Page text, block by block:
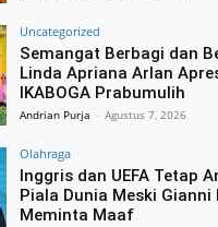
Uncategorized
Semangat Berbagi dan
Linda Apriana Arlan
IKABOGA Prabumulih
Andrian Purja - Agustus 7, 2026
Olahraga
Inggris dan UEFA Tetap
Piala Dunia Meski
Meminta Maaf